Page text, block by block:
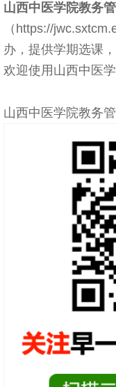
山西中医学院教务
（https://
办，提供学期选课
欢迎使用山西中医
山西中医学院教务